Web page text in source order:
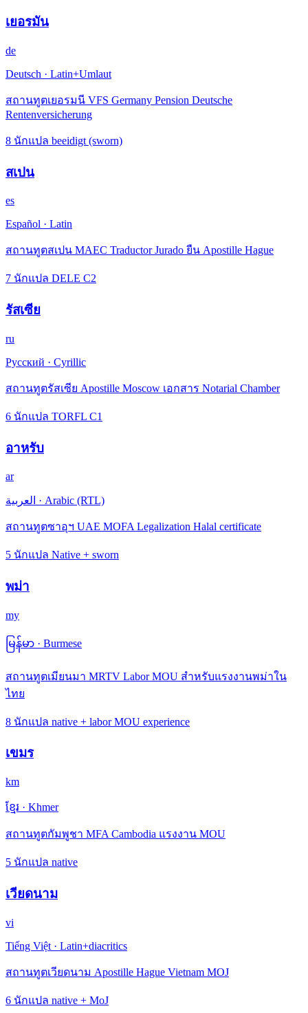
เยอรมัน
de
Deutsch · Latin+Umlaut
สถานทูตเยอรมนี VFS Germany Pension Deutsche
Rentenversicherung
8 นักแปล beeidigt (sworn)
สเปน
es
Español · Latin
สถานทูตสเปน MAEC Traductor Jurado ยืน Apostille Hague
7 นักแปล DELE C2
รัสเซีย
ru
Русский · Cyrillic
สถานทูตรัสเซีย Apostille Moscow เอกสาร Notarial Chamber
6 นักแปล TORFL C1
อาหรับ
ar
العربية · Arabic (RTL)
สถานทูตซาอุฯ UAE MOFA Legalization Halal certificate
5 นักแปล Native + sworn
พม่า
my
မြန်မာ · Burmese
สถานทูตเมียนมา MRTV Labor MOU สำหรับแรงงานพม่าใน
ไทย
8 นักแปล native + labor MOU experience
เขมร
km
ខ្មែរ · Khmer
สถานทูตกัมพูชา MFA Cambodia แรงงาน MOU
5 นักแปล native
เวียดนาม
vi
Tiếng Việt · Latin+diacritics
สถานทูตเวียดนาม Apostille Hague Vietnam MOJ
6 นักแปล native + MoJ